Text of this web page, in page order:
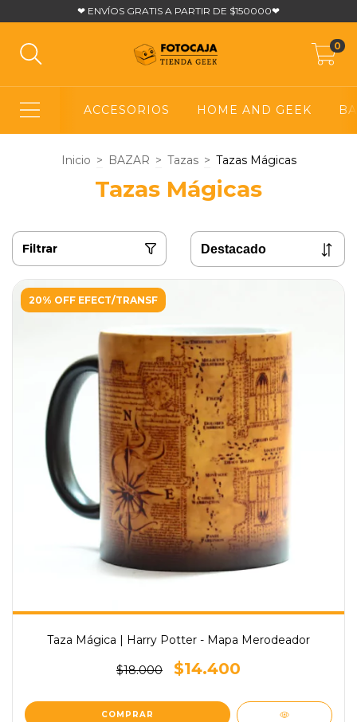
❤ ENVÍOS GRATIS A PARTIR DE $150000❤
0
ACCESORIOS HOME AND GEEK
Inicio > BAZAR > Tazas > Tazas Mágicas
Tazas Mágicas
Filtrar
20% OFF EFECT/TRANSF
Taza Mágica | Harry Potter - Mapa Merodeador
$18.000 $14.400